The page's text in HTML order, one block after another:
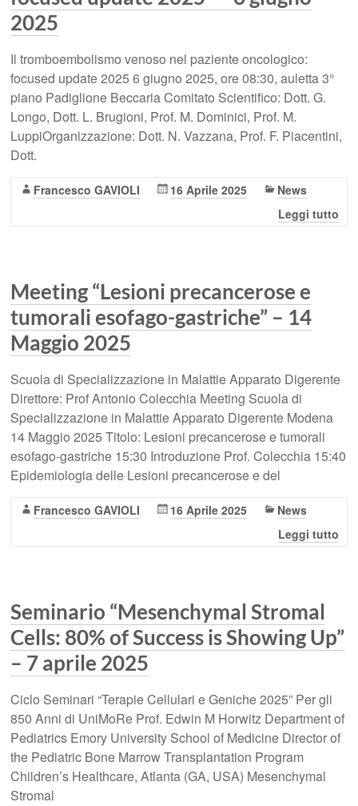
2025
Il tromboembolismo venoso nel paziente oncologico:
focused update 2025 6 giugno 2025, ore 08:30, auletta 3°
piano Padiglione Beccaria Comitato Scientifico: Dott. G.
Longo, Dott. L. Brugioni, Prof. M. Dominici, Prof. M.
LuppiOrganizzazione: Dott. N. Vazzana, Prof. F. Piacentini,
Dott.
Francesco GAVIOLI 16 Aprile 2025
News
Leggi tutto
Meeting “Lesioni precancerose e
tumorali esofago-gastriche” – 14
Maggio 2025
Scuola di Specializzazione in Malattie Apparato Digerente
Direttore: Prof Antonio Colecchia Meeting Scuola di
Specializzazione in Malattie Apparato Digerente Modena
14 Maggio 2025 Titolo: Lesioni precancerose e tumorali
esofago-gastriche 15:30 Introduzione Prof. Colecchia 15:40
Epidemiologia delle Lesioni precancerose e del
Francesco GAVIOLI 16 Aprile 2025
News
Leggi tutto
Seminario “Mesenchymal Stromal
Cells: 80% of Success is Showing Up”
– 7 aprile 2025
Ciclo Seminari “Terapie Cellulari e Geniche 2025” Per gli
850 Anni di UniMoRe Prof. Edwin M Horwitz Department of
Pediatrics Emory University School of Medicine Director of
the Pediatric Bone Marrow Transplantation Program
Children’s Healthcare, Atlanta (GA, USA) Mesenchymal
Stromal